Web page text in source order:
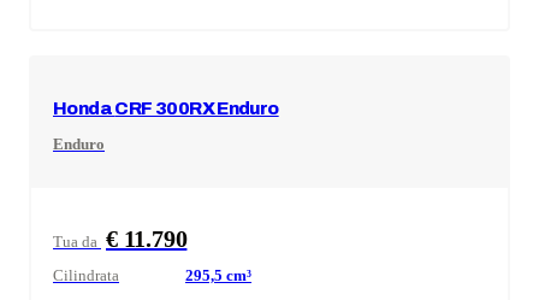
HondaCRF 300RX Enduro
Enduro
Tua da € 11.790
Cilindrata 295,5 cm³